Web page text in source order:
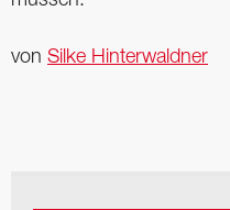
von Silke Hinterwaldner